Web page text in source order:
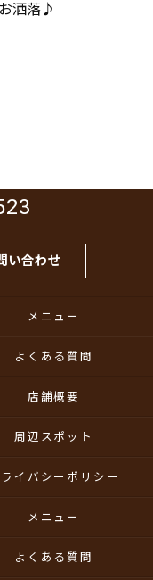
洒落♪
い合わせ
メニュー
よくある質問
店舗概要
周辺スポット
イバシーポリシー
メニュー
よくある質問